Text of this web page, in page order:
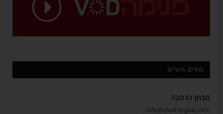
טורים אישיים
מבחן הגמבה
info@chief-digital.com